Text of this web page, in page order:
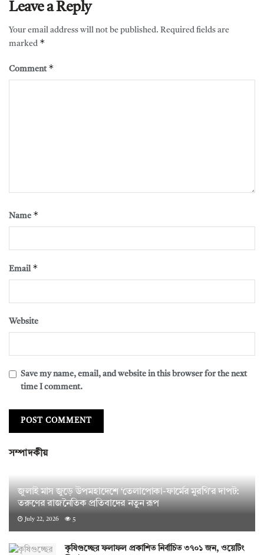
Leave a Reply
Your email address will not be published. Required fields are
marked *
Comment *
Name *
Email *
Website
Save my name, email, and website in this browser for the next
time I comment.
সম্পাদকীয়
জুলাই মাস জুড়ে উপমহাদেশে ‘তেলাপোকা-ফার্মের মুরগি’র দাপট:
তরুণের রাজনৈতিক প্রতিবাদের নতুন রূপ
July 22, 2026 5
কৃষিগুচ্ছের ফলাফল প্রকাশিত নির্বাচিত ৩৭০১ জন, ওয়েটিং